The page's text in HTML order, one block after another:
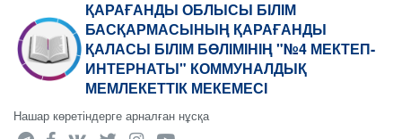
ҚАРАҒАНДЫ ОБЛЫСЫ БІЛІМ
БАСҚАРМАСЫНЫҢ ҚАРАҒАНДЫ
ҚАЛАСЫ БІЛІМ БӨЛІМІНІҢ "№4 МЕКТЕП-
ИНТЕРНАТЫ" КОММУНАЛДЫҚ
МЕМЛЕКЕТТІК МЕКЕМЕСІ
Нашар көретіндерге арналған нұсқа